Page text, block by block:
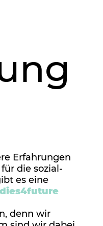
Erfahrungen
die sozial-
es eine
denn wir